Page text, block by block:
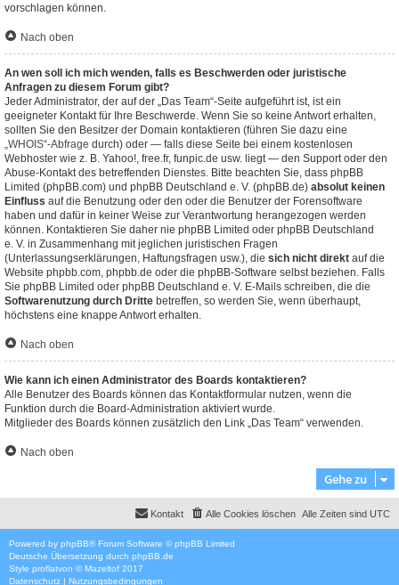
vorschlagen können.
Nach oben
An wen soll ich mich wenden, falls es Beschwerden oder juristische
Anfragen zu diesem Forum gibt?
Jeder Administrator, der auf der „Das Team“-Seite aufgeführt ist, ist ein
geeigneter Kontakt für Ihre Beschwerde. Wenn Sie so keine Antwort erhalten,
sollten Sie den Besitzer der Domain kontaktieren (führen Sie dazu eine
„WHOIS“-Abfrage durch) oder — falls diese Seite bei einem kostenlosen
Webhoster wie z. B. Yahoo!, free.fr, funpic.de usw. liegt — den Support oder den
Abuse-Kontakt des betreffenden Dienstes. Bitte beachten Sie, dass phpBB
Limited (phpBB.com) und phpBB Deutschland e. V. (phpBB.de) absolut keinen
Einfluss auf die Benutzung oder den oder die Benutzer der Forensoftware
haben und dafür in keiner Weise zur Verantwortung herangezogen werden
können. Kontaktieren Sie daher nie phpBB Limited oder phpBB Deutschland
e. V. in Zusammenhang mit jeglichen juristischen Fragen
(Unterlassungserklärungen, Haftungsfragen usw.), die sich nicht direkt auf die
Website phpbb.com, phpbb.de oder die phpBB-Software selbst beziehen. Falls
Sie phpBB Limited oder phpBB Deutschland e. V. E-Mails schreiben, die die
Softwarenutzung durch Dritte betreffen, so werden Sie, wenn überhaupt,
höchstens eine knappe Antwort erhalten.
Nach oben
Wie kann ich einen Administrator des Boards kontaktieren?
Alle Benutzer des Boards können das Kontaktformular nutzen, wenn die
Funktion durch die Board-Administration aktiviert wurde.
Mitglieder des Boards können zusätzlich den Link „Das Team“ verwenden.
Nach oben
Gehe zu
Alle Zeiten sind UTC
Alle Cookies löschen
Kontakt
Powered by phpBB® Forum Software © phpBB Limited
Deutsche Übersetzung durch phpBB.de
Style proflatvon ©Mazeltof 2017
Datenschutz | Nutzungsbedingungen